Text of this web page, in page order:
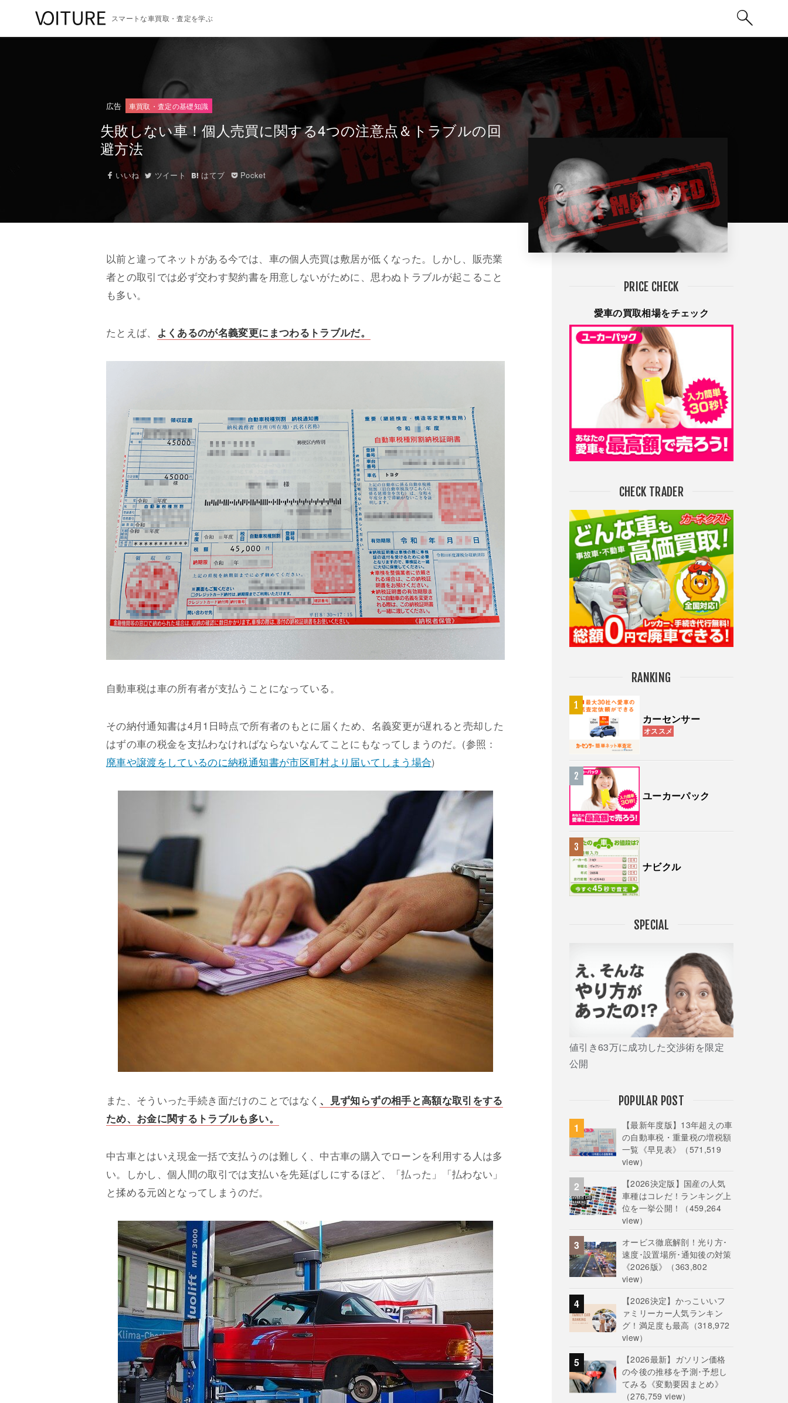
スマートな車買取・査定を学ぶ
広告 車買取・査定の基礎知識
失敗しない車！個人売買に関する4つの注意点＆トラブルの回
避方法
いいね ツイート はてブ Pocket
以前と違ってネットがある今では、車の個人売買は敷居が低くなった。しかし、販売業
者との取引では必ず交わす契約書を用意しないがために、思わぬトラブルが起こること
も多い。
たとえば、 よくあるのが名義変更にまつわるトラブルだ。
自動車税は車の所有者が支払うことになっている。
その納付通知書は4月1日時点で所有者のもとに届くため、名義変更が遅れると売却した
はずの車の税金を支払わなければならないなんてことにもなってしまうのだ。(参照：
廃車や譲渡をしているのに納税通知書が市区町村より届いてしまう場合)
また、そういった手続き面だけのことではなく 、見ず知らずの相手と高額な取引をする
ため、お金に関するトラブルも多い。
中古車とはいえ現金一括で支払うのは難しく、中古車の購入でローンを利用する人は多
い。しかし、個人間の取引では支払いを先延ばしにするほど、「払った」「払わない」
と揉める元凶となってしまうのだ。
PRICE CHECK
愛車の買取相場をチェック
CHECK TRADER
RANKING
カーセンサー
オススメ
ユーカーパック
ナビクル
SPECIAL
値引き63万に成功した交渉術を限定
公開
POPULAR POST
【最新年度版】13年超えの車
の自動車税・重量税の増税額
一覧《早見表》
（571,519
view）
【2026決定版】国産の人気
車種はコレだ！ランキング上
位を一挙公開！
（459,264
view）
オービス徹底解剖！光り方･
速度･設置場所･通知後の対策
《2026版》
（363,802
view）
【2026決定】かっこいいフ
ァミリーカー人気ランキン
グ！満足度も最高 （318,972
view）
【2026最新】ガソリン価格
の今後の推移を予測･予想し
てみる《変動要因まとめ》
（276,759 view）